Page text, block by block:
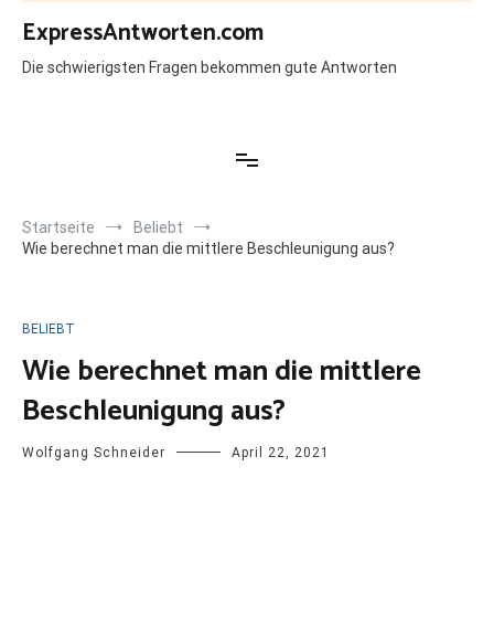
Zum
Inhalt
springen
ExpressAntworten.com
Die schwierigsten Fragen bekommen gute Antworten
Startseite
Beliebt
Wie berechnet man die mittlere Beschleunigung aus?
BELIEBT
Wie berechnet man die mittlere
Beschleunigung aus?
Wolfgang Schneider April 22, 2021